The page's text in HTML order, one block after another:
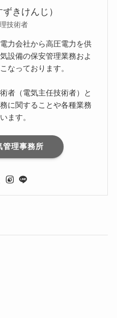
きけんじ）
技術者
力会社から高圧電力を供
設備の保安管理業務およ
なっております。
者（電気主任技術者）と
に関することや各種業務
ます。
管理事務所